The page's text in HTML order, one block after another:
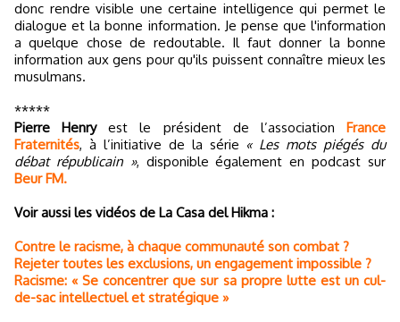
donc rendre visible une certaine intelligence qui permet le
dialogue et la bonne information. Je pense que l'information
a quelque chose de redoutable. Il faut donner la bonne
information aux gens pour qu'ils puissent connaître mieux les
musulmans.
*****
Pierre Henryest le président de l’association France
Fraternités, à l’initiative de la série « Les mots piégés du
débat républicain », disponible également en podcast sur
Beur FM.
Voir aussi les vidéos de La Casa del Hikma :
Contre le racisme, à chaque communauté son combat ?
Rejeter toutes les exclusions, un engagement impossible ?
Racisme: « Se concentrer que sur sa propre lutte est un cul-
de-sac intellectuel et stratégique »